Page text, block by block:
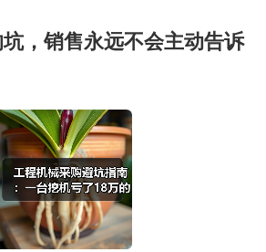
，销售永远不会主动告诉